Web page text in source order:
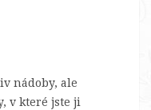
nádoby, ale
v které jste ji